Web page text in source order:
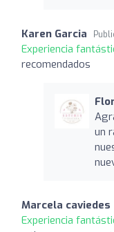
Karen Garcia
Experiencia
recomendados
un
Marcela caviedes
Experiencia